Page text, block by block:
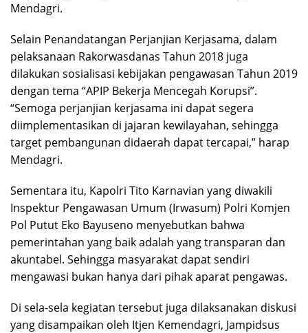
Mendagri.
Selain Penandatangan Perjanjian Kerjasama, dalam
pelaksanaan Rakorwasdanas Tahun 2018 juga
dilakukan sosialisasi kebijakan pengawasan Tahun 2019
dengan tema “APIP Bekerja Mencegah Korupsi”.
“Semoga perjanjian kerjasama ini dapat segera
diimplementasikan di jajaran kewilayahan, sehingga
target pembangunan didaerah dapat tercapai,” harap
Mendagri.
Sementara itu, Kapolri Tito Karnavian yang diwakili
Inspektur Pengawasan Umum (Irwasum) Polri Komjen
Pol Putut Eko Bayuseno menyebutkan bahwa
pemerintahan yang baik adalah yang transparan dan
akuntabel. Sehingga masyarakat dapat sendiri
mengawasi bukan hanya dari pihak aparat pengawas.
Di sela-sela kegiatan tersebut juga dilaksanakan diskusi
yang disampaikan oleh Itjen Kemendagri, Jampidsus